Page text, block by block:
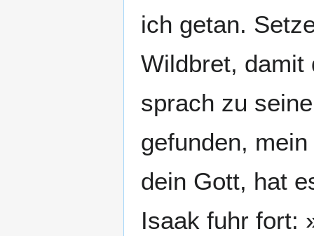
ich getan.
Wildbret, damit
sprach zu
gefunden,
dein Gott, hat
Isaak fuhr fort: